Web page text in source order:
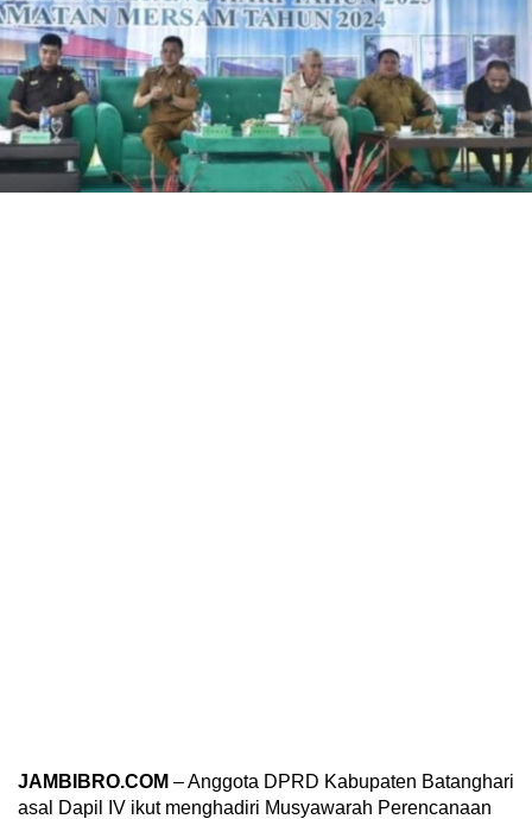
JAMBIBRO.COM – Anggota DPRD Kabupaten Batanghari
asal Dapil IV ikut menghadiri Musyawarah Perencanaan